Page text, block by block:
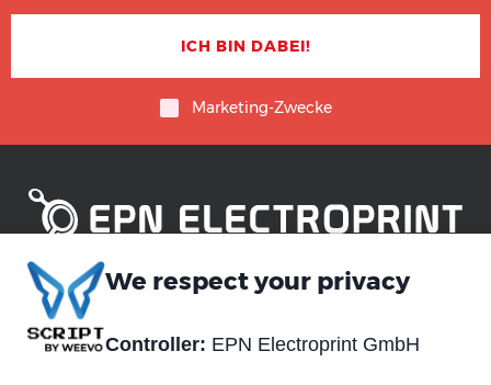
Marketing-Zwecke
Piè
di
Über uns
We respect your privacy
Controller: EPN Electroprint GmbH